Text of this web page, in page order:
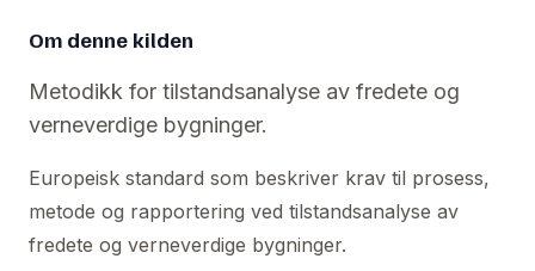
Om denne kilden
Metodikk for tilstandsanalyse av fredete og
verneverdige bygninger.
Europeisk standard som beskriver krav til prosess,
metode og rapportering ved tilstandsanalyse av
fredete og verneverdige bygninger.